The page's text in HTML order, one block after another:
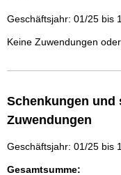
Geschäftsjahr: 01/25 bis
Keine Zuwendungen
Schenkungen und
Zuwendungen
Geschäftsjahr: 01/25 bis
Gesamtsumme: